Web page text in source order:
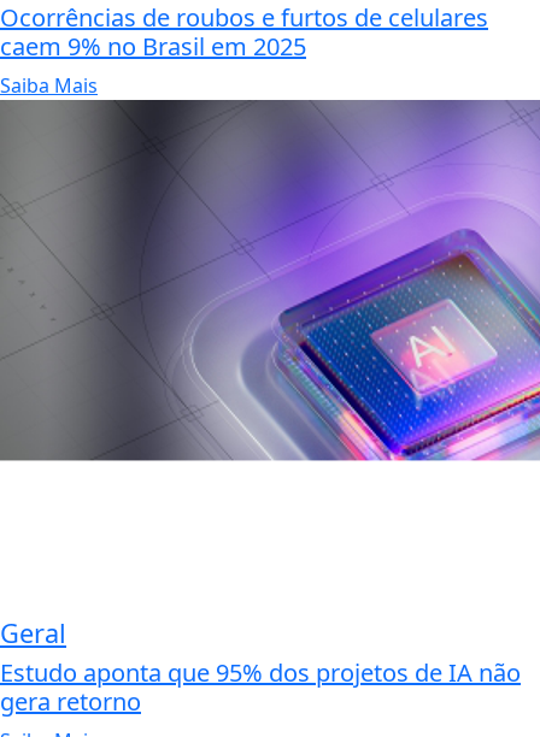
Ocorrências de roubos e furtos de celulares
caem 9% no Brasil em 2025
Saiba Mais
Geral
Estudo aponta que 95% dos projetos de IA não
gera retorno